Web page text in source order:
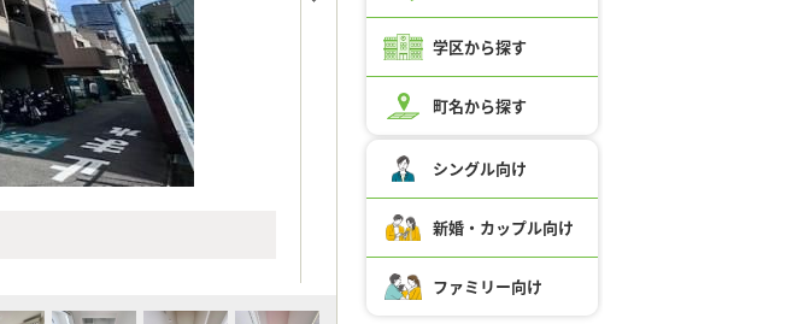
学区から探す
町名から探す
シングル向け
新婚・カップル向け
ファミリー向け